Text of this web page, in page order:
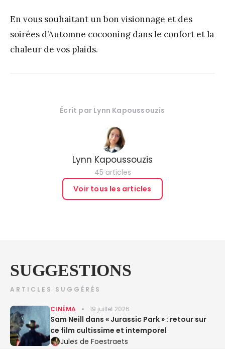
En vous souhaitant un bon visionnage et des
soirées d’Automne cocooning dans le confort et la
chaleur de vos plaids.
Écrit par Lynn Kapoussouzis
Lynn Kapoussouzis
45 articles
Voir tous les articles
SUGGESTIONS
ARTICLES SUGGÉRÉS
CINÉMA 19 juillet 2026
Sam Neill dans « Jurassic Park » : retour sur
ce film cultissime et intemporel
Jules de Foestraets